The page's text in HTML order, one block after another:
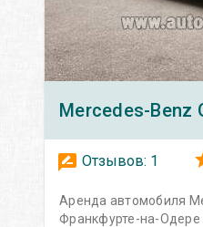
Mercedes-Benz
Отзывов: 1
Аренда автомобиля
Франкфурте-на-Одере